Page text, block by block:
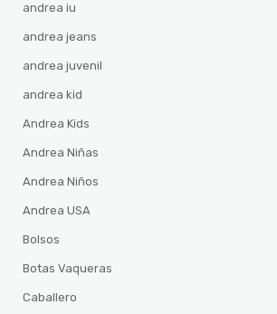
andrea iu
andrea jeans
andrea juvenil
andrea kid
Andrea Kids
Andrea Niñas
Andrea Niños
Andrea USA
Bolsos
Botas Vaqueras
Caballero